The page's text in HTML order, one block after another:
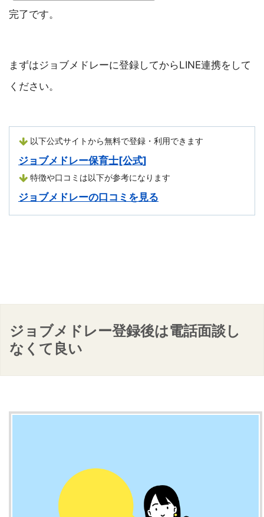
完了です。
まずはジョブメドレーに登録してからLINE連携をして
ください。
以下公式サイトから無料で登録・利用できます
ジョブメドレー保育士[公式]
特徴や口コミは以下が参考になります
ジョブメドレーの口コミを見る
ジョブメドレー登録後は電話面談し
なくて良い